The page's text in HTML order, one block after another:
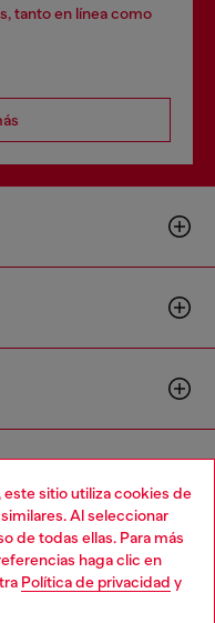
este sitio utiliza cookies de
Al seleccionar
de todas ellas. Para más
haga clic en
Política de privacidad y
tanto en línea como
but it seems you